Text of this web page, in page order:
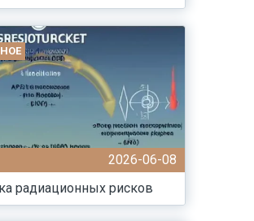
2026-06-08
радиационных рисков